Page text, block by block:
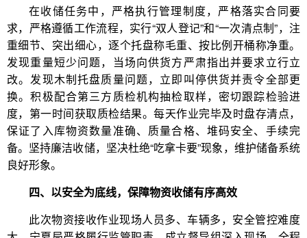
在收储任务中，严格执行管理制度，严格落实合同要
求，严格遵循工作流程，实行“双人登记”和“一次清点制”，注
重细节、突出细心，逐个托盘称毛重、按比例开桶称净重。
发现重量短少问题，当场向供货方严肃指出并要求立行立
改。发现木制托盘质量问题，立即叫停供货并责令全部更
换。积极配合第三方质检机构抽检取样，密切跟踪检验进
度，第一时间获取质检结果。每天作业完毕及时盘存清点，
保证了入库物资数量准确、质量合格、堆码安全、手续完
备。坚持廉洁收储，坚决杜绝“吃拿卡要”现象，维护储备系统
良好形象。
四、以安全为底线，保障物资收储有序高效
此次物资接收作业现场人员多、车辆多，安全管控难度